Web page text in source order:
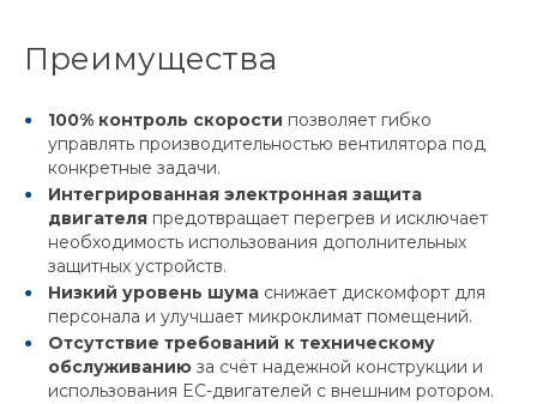
Преимущества
100% контроль скорости позволяет гибко
управлять производительностью вентилятора под
конкретные задачи.
Интегрированная электронная защита
двигателя предотвращает перегрев и исключает
необходимость использования дополнительных
защитных устройств.
Низкий уровень шума снижает дискомфорт для
персонала и улучшает микроклимат помещений.
Отсутствие требований к техническому
обслуживанию за счёт надежной конструкции и
использования EC-двигателей с внешним ротором.